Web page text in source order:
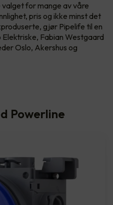
for mange av våre
pris og ikke minst det
gjør Pipelife til en
Fabian Westgaard
Oslo, Akershus og
Powerline